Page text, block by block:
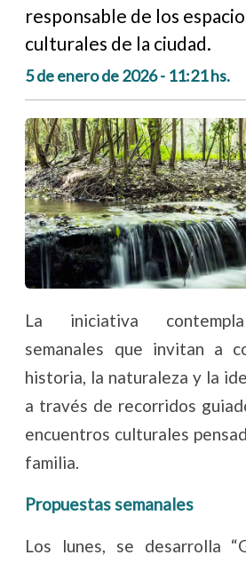
responsable de los
culturales de la ciudad.
5 de enero de 2026 - 11:21 hs.
La iniciativa
semanales que invitan a
historia, la naturaleza y la
a través de recorridos
encuentros culturales
familia.
Propuestas semanales
Los lunes, se desarrolla